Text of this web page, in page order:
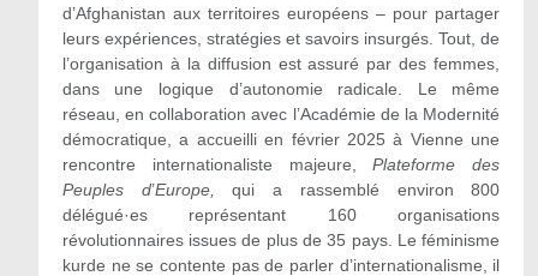
d’Afghanistan aux territoires européens – pour partager
leurs expériences, stratégies et savoirs insurgés. Tout, de
l’organisation à la diffusion est assuré par des femmes,
dans une logique d’autonomie radicale. Le même
réseau, en collaboration avec l’Académie de la Modernité
démocratique, a accueilli en février 2025 à Vienne une
rencontre internationaliste majeure,Plateforme des
Peuples d’Europe,
qui a rassemblé environ 800
délégué·es représentant 160 organisations
révolutionnaires issues de plus de 35 pays. Le féminisme
kurde ne se contente pas de parler d’internationalisme, il